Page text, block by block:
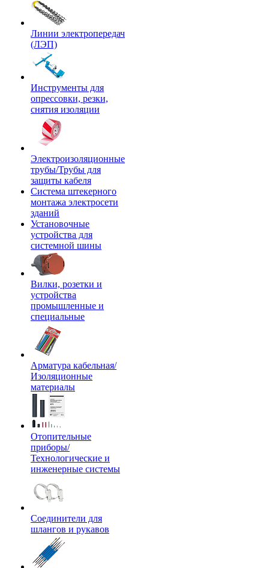
Линии электропередач
(ЛЭП)
Инструменты для
опрессовки, резки,
снятия изоляции
Электроизоляционные
трубы/Трубы для
защиты кабеля
Система штекерного
монтажа электросети
зданий
Установочные
устройства для
системной шины
Вилки, розетки и
устройства
промышленные и
специальные
Арматура кабельная/
Изоляционные
материалы
Отопительные
приборы/
Технологические и
инженерные системы
Соединители для
шлангов и рукавов